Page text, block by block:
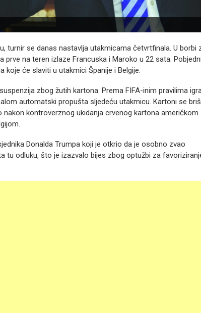
turnir se danas nastavlja utakmicama četvrtfinala. U borbi
na teren izlaze Francuska i Maroko u 22 sata.
će slaviti u utakmici Španije i Belgije.
zbog žutih kartona. Prema FIFA-inim pravilima
automatski propušta sljedeću utakmicu. Kartoni se
nakon kontroverznog ukidanja crvenog kartona američkom
Donalda Trumpa koji je otkrio da je osobno zvao
tu odluku, što je izazvalo bijes zbog optužbi za